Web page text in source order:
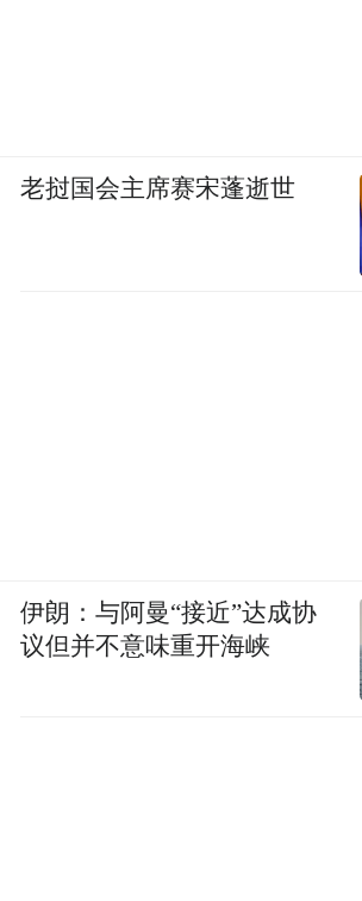
老挝国会主席赛宋蓬逝世
伊朗：与阿曼“接近”达成协
议但并不意味重开海峡